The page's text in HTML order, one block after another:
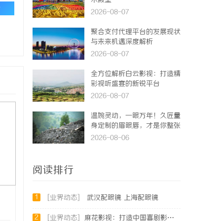
2026-08-07
聚合支付代理平台的发展现状
与未来机遇深度解析
2026-08-07
全方位解析白云影视：打造精
彩视听盛宴的新锐平台
2026-08-07
温婉灵动，一眼万年！久匠量
身定制的眉眼唇，才是你整张
脸的点睛之笔！淡颜系女生的
2026-08-06
阅读排行
1 [业界动态] 武汉配眼镜 上海配眼镜
2 [业界动态] 麻花影视：打造中国喜剧影视新高地的创新典范